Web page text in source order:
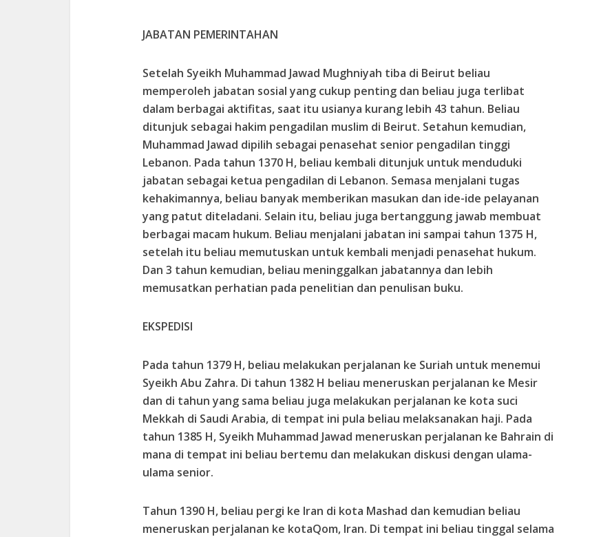
JABATAN PEMERINTAHAN
Setelah Syeikh Muhammad Jawad Mughniyah tiba di Beirut beliau
memperoleh jabatan sosial yang cukup penting dan beliau juga terlibat
dalam berbagai aktifitas, saat itu usianya kurang lebih 43 tahun. Beliau
ditunjuk sebagai hakim pengadilan muslim di Beirut. Setahun kemudian,
Muhammad Jawad dipilih sebagai penasehat senior pengadilan tinggi
Lebanon. Pada tahun 1370 H, beliau kembali ditunjuk untuk menduduki
jabatan sebagai ketua pengadilan di Lebanon. Semasa menjalani tugas
kehakimannya, beliau banyak memberikan masukan dan ide-ide pelayanan
yang patut diteladani. Selain itu, beliau juga bertanggung jawab membuat
berbagai macam hukum. Beliau menjalani jabatan ini sampai tahun 1375 H,
setelah itu beliau memutuskan untuk kembali menjadi penasehat hukum.
Dan 3 tahun kemudian, beliau meninggalkan jabatannya dan lebih
memusatkan perhatian pada penelitian dan penulisan buku.
EKSPEDISI
Pada tahun 1379 H, beliau melakukan perjalanan ke Suriah untuk menemui
Syeikh Abu Zahra. Di tahun 1382 H beliau meneruskan perjalanan ke Mesir
dan di tahun yang sama beliau juga melakukan perjalanan ke kota suci
Mekkah di Saudi Arabia, di tempat ini pula beliau melaksanakan haji. Pada
tahun 1385 H, Syeikh Muhammad Jawad meneruskan perjalanan ke Bahrain di
mana di tempat ini beliau bertemu dan melakukan diskusi dengan ulama-
ulama senior.
Tahun 1390 H, beliau pergi ke Iran di kota Mashad dan kemudian beliau
meneruskan perjalanan ke kotaQom, Iran. Di tempat ini beliau tinggal selama